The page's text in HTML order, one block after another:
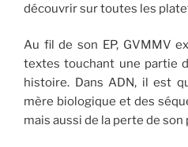
découvrir sur toutes les
Au fil de son EP, GVMMV
textes touchant une partie
histoire. Dans ADN, il est
mère biologique et des
mais aussi de la perte de son